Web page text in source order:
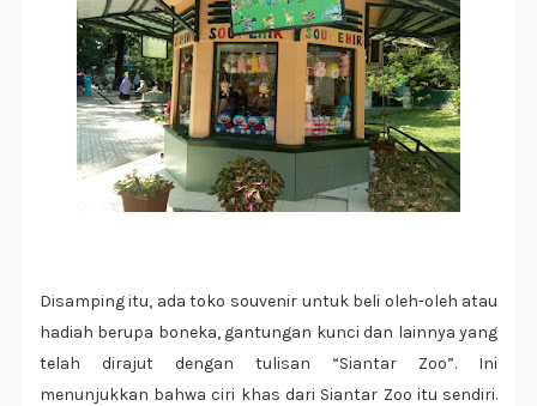
Disamping itu, ada toko souvenir untuk beli oleh-oleh atau
hadiah berupa boneka, gantungan kunci dan lainnya yang
telah dirajut dengan tulisan “Siantar Zoo”. Ini
menunjukkan bahwa ciri khas dari Siantar Zoo itu sendiri.